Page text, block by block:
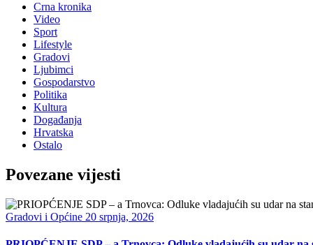
Crna kronika
Video
Sport
Lifestyle
Gradovi
Ljubimci
Gospodarstvo
Politika
Kultura
Događanja
Hrvatska
Ostalo
Povezane vijesti
Gradovi i Općine 20 srpnja, 2026